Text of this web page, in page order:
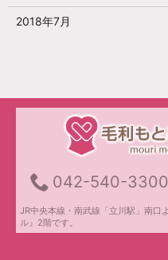
2018年7月
042-540-3300
JR中央本線・南武線「立川駅」南口
ル』2階です。